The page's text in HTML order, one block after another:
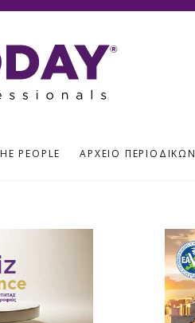
PEOPLE ΑΡΧΕΊΟ ΠΕΡΙΟΔΙΚΏΝ